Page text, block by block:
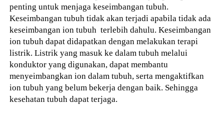
penting untuk menjaga keseimbangan tubuh.
Keseimbangan tubuh tidak akan terjadi apabila tidak ada
keseimbangan ion tubuh terlebih dahulu. Keseimbangan
ion tubuh dapat didapatkan dengan melakukan terapi
listrik. Listrik yang masuk ke dalam tubuh melalui
konduktor yang digunakan, dapat membantu
menyeimbangkan ion dalam tubuh, serta mengaktifkan
ion tubuh yang belum bekerja dengan baik. Sehingga
kesehatan tubuh dapat terjaga.